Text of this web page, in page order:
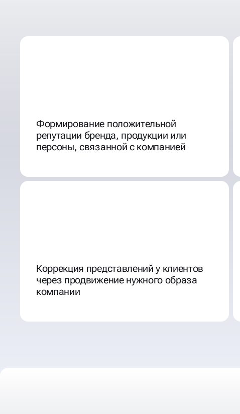
Формирование положительной
репутации бренда, продукции или
персоны, связанной с компанией
Коррекция представлений у клиентов
через продвижение нужного образа
компании